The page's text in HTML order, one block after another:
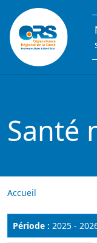
Aller au contenu
Santé
Accueil
Période : 2025 -